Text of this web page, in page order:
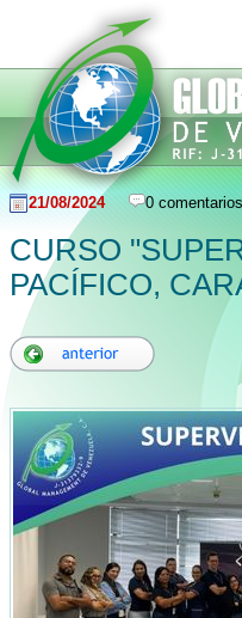
21/08/2024 0 comentarios
CURSO
PACÍFICO,